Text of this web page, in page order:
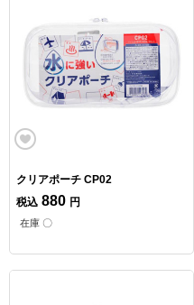
クリアポーチ CP02
税込 880 円
在庫 〇